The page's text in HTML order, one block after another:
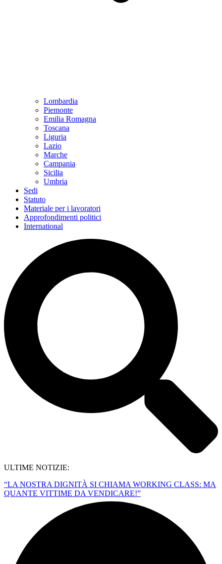
Lombardia
Piemonte
Emilia Romagna
Toscana
Liguria
Lazio
Marche
Campania
Sicilia
Umbria
Sedi
Statuto
Materiale per i lavoratori
Approfondimenti politici
International
ULTIME NOTIZIE:
“LA NOSTRA DIGNITÀ SI CHIAMA WORKING CLASS: MA
QUANTE VITTIME DA VENDICARE!”